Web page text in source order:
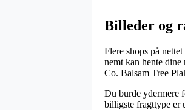
Billeder og
Flere shops på
nemt kan hente
Co. Balsam Tree
Du burde ydermere
billigste fragttype er